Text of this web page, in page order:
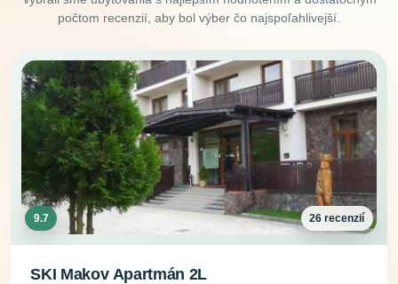
počtom recenzií, aby bol výber čo najspoľahlivejší.
9.7 26 recenzií
SKI Makov Apartmán 2L